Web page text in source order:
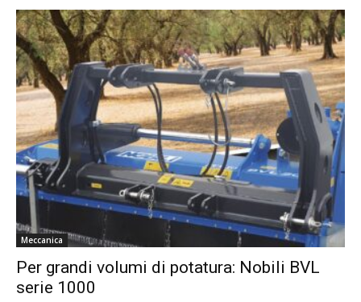
Meccanica
Per grandi volumi di potatura: Nobili BVL
serie 1000